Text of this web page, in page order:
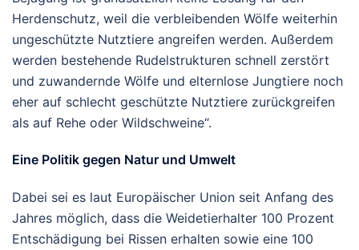
Herdenschutz, weil die verbleibenden Wölfe weiterhin
ungeschützte Nutztiere angreifen werden. Außerdem
werden bestehende Rudelstrukturen schnell zerstört
und zuwandernde Wölfe und elternlose Jungtiere noch
eher auf schlecht geschützte Nutztiere zurückgreifen
als auf Rehe oder Wildschweine“.
Eine Politik gegen Natur und Umwelt
Dabei sei es laut Europäischer Union seit Anfang des
Jahres möglich, dass die Weidetierhalter 100 Prozent
Entschädigung bei Rissen erhalten sowie eine 100